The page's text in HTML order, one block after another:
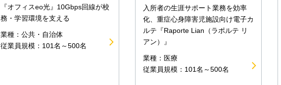
『オフィスeo光』10Gbps回線が校
務・学習環境を支える
業種：公共・自治体
従業員規模：101名～500名
入所者の生涯サポート業務を効率
化、重症心身障害児施設向け電子カ
ルテ『Raporte Lian（ラポルテ リ
アン）』
業種：医療
従業員規模：101名～500名